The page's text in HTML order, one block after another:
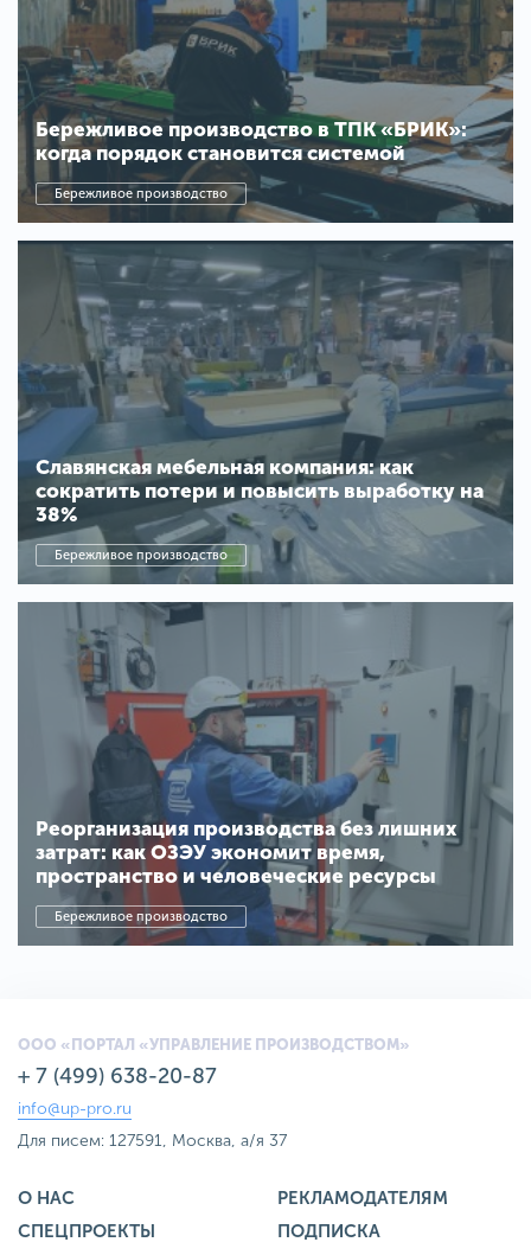
Бережливое производство в ТПК «БРИК»:
когда порядок становится системой
Бережливое производство
Славянская мебельная компания: как
сократить потери и повысить выработку на
38%
Бережливое производство
Реорганизация производства без лишних
затрат: как ОЗЭУ экономит время,
пространство и человеческие ресурсы
Бережливое производство
ООО «ПОРТАЛ «УПРАВЛЕНИЕ ПРОИЗВОДСТВОМ»
+ 7 (499) 638-20-87
info@up-pro.ru
Для писем: 127591, Москва, а/я 37
О НАС
РЕКЛАМОДАТЕЛЯМ
СПЕЦПРОЕКТЫ
ПОДПИСКА